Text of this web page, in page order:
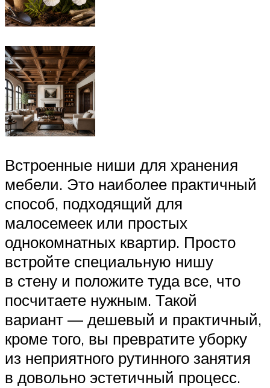
Встроенные ниши для хранения
мебели. Это наиболее практичный
способ, подходящий для
малосемеек или простых
однокомнатных квартир. Просто
встройте специальную нишу
в стену и положите туда все, что
посчитаете нужным. Такой
вариант — дешевый и практичный,
кроме того, вы превратите уборку
из неприятного рутинного занятия
в довольно эстетичный процесс.